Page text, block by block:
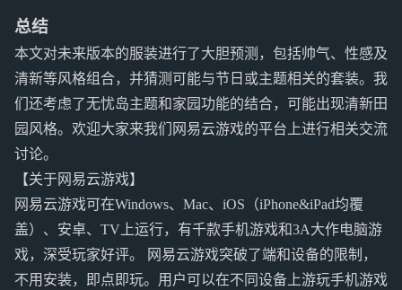
总结
本文对未来版本的服装进行了大胆预测，包括帅气、性感及
清新等风格组合，并猜测可能与节日或主题相关的套装。我
们还考虑了无忧岛主题和家园功能的结合，可能出现清新田
园风格。欢迎大家来我们网易云游戏的平台上进行相关交流
讨论。
【关于网易云游戏】
网易云游戏可在Windows、Mac、iOS（iPhone&iPad均覆
盖）、安卓、TV上运行，有千款手机游戏和3A大作电脑游
戏，深受玩家好评。 网易云游戏突破了端和设备的限制，
不用安装，即点即玩。用户可以在不同设备上游玩手机游戏